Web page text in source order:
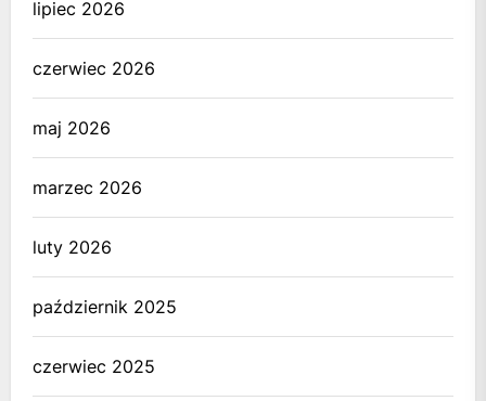
lipiec 2026
czerwiec 2026
maj 2026
marzec 2026
luty 2026
październik 2025
czerwiec 2025